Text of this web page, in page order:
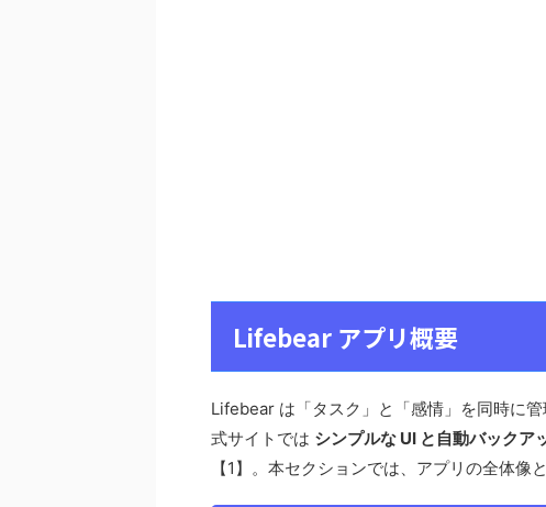
Lifebear アプリ概要
Lifebear は「タスク」と「感情」を同時に
式サイトでは シンプルな UI と自動バックア
【1】。本セクションでは、アプリの全体像